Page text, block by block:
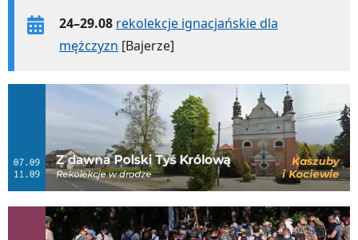
24–29.08 rekolekcje ignacjańskie dla
mężczyzn [Bajerze]